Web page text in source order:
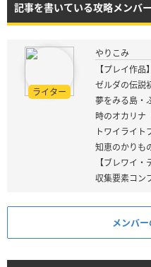
記事を書いている攻略メンバー
ライター
やりこみ
【プレイ作品】
ゼルダの伝説
夢をみる島・
時のオカリナ
トワイライ
知恵のかりも
【ブレワイ・
収集要素コン
メンバ